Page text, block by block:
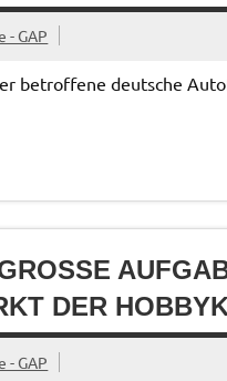
- GAP
betroffene deutsche
DER
- GAP